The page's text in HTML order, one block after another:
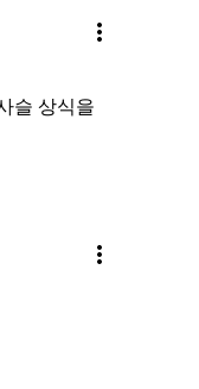
more_vert
슬 상식을
more_vert